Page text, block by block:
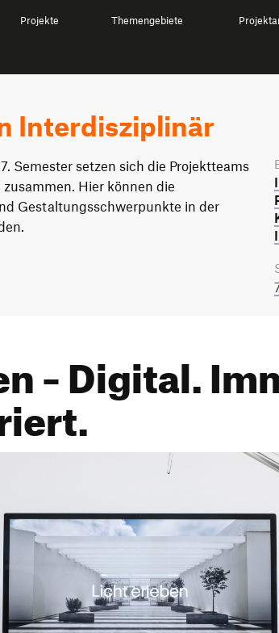
Projekte Themengebiete
Interdisziplinär
Semester setzen sich die Projektteams
Hier können die
Gestaltungsschwerpunkte in der
– Digital.